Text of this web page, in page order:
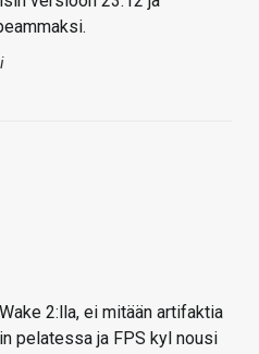
2:lla, ei mitään artifaktia
pelatessa ja FPS kyl nousi